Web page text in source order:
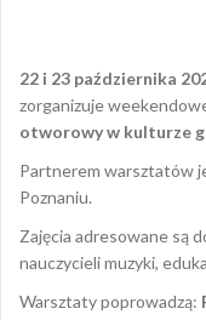
22 i 23 października
zorganizuje
otworowy w kulturze
Partnerem warsztatów
Poznaniu.
Zajęcia adresowane są
nauczycieli muzyki,
Warsztaty poprowadzą: